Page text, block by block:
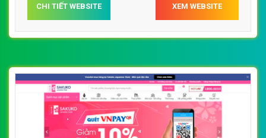
CHI TIẾT WEBSITE XEM WEBSITE